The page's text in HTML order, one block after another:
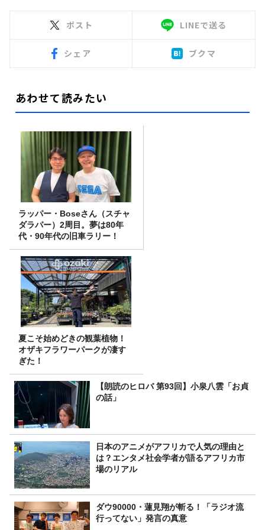
ポスト LINEで送る
シェア ブクマ
あわせて読みたい
ラッパー・Boseさん（スチャ
ダラパー）2周目。夢は80年
代・90年代の旧車ラリー！
夏こそ始めどきの観葉植物！
オザキフラワーパークが凄す
ぎた！
【朗読のヒロバ 第93回】小泉八雲「お貞
の話」
日本のアニメがアフリカで人気の理由と
は？エンタメ社会学者が語るアフリカ市
場のリアル
ダウ90000・蓮見翔が斬る！「ラジオ流
行ってない」発言の真意